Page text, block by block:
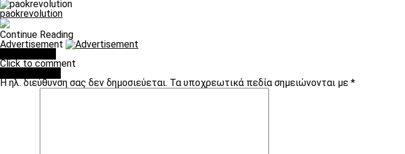
paokrevolution
Continue Reading
Advertisement
Click to comment
Η ηλ. διεύθυνση σας δεν δημοσιεύεται. Τα υποχρεωτικά πεδία σημειώνονται με *